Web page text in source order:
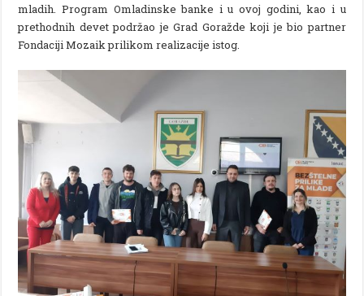
mladih. Program Omladinske banke i u ovoj godini, kao i u
prethodnih devet podržao je Grad Goražde koji je bio partner
Fondaciji Mozaik prilikom realizacije istog.